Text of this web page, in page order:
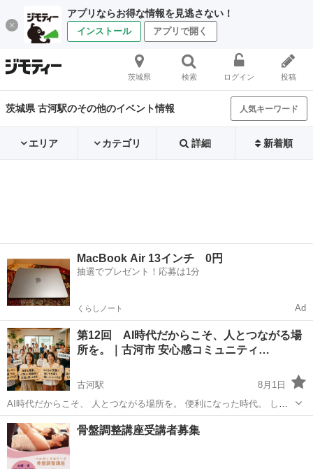
アプリならお得な情報を見逃さない！
インストール アプリで開く
茨城県 検索 ログイン 投稿
茨城県 古河駅のその他のイベント情報 人気キーワード
エリア カテゴリ 詳細 新着順
MacBook Air 13インチ 0円
抽選でプレゼント！応募は1分
くらしノート Ad
第12回 AI時代だからこそ、人とつながる場
所を。｜古河市 安心感コミュニティ…
古河駅
8月1日
AI時代だからこそ、 人とつながる場所を。 便利になった時代。 しか
しその一方で、 孤独を感じる人も増えています。 私たちは、 「安心
して話せること」 を大切にしたコミュニティづくりを目指していま
す。 ...
茨城 古河市 古河駅 その他 コミュニティ
骨盤調整講座受講者募集